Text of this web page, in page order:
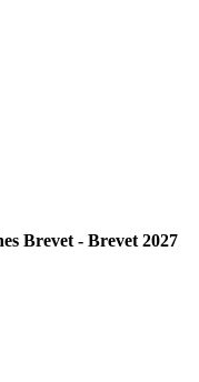
Brevet - Brevet 2027